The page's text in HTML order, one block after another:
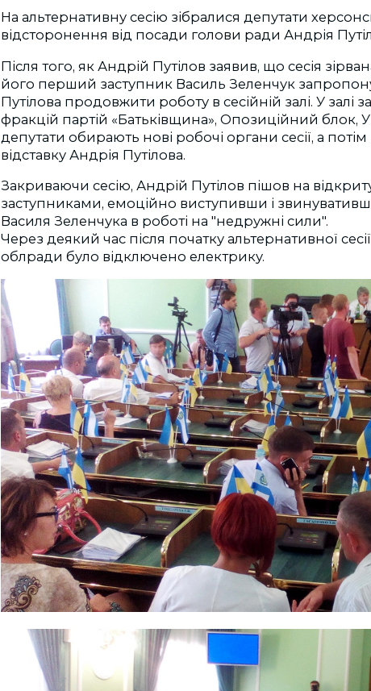
На альтернативну сесію зібралися депутати
відсторонення від посади голови ради Андрія
Після того, як Андрій Путілов заявив, що сесія
його перший заступник Василь Зеленчук
Путілова продовжити роботу в сесійній залі. У
фракцій партій «Батьківщина», Опозиційний
депутати обирають нові робочі органи сесії, а
відставку Андрія Путілова.
Закриваючи сесію, Андрій Путілов пішов на
заступниками, емоційно виступивши і
Василя Зеленчука в роботі на "недружні сили".
Через деякий час після початку альтернативної
облради було відключено електрику.